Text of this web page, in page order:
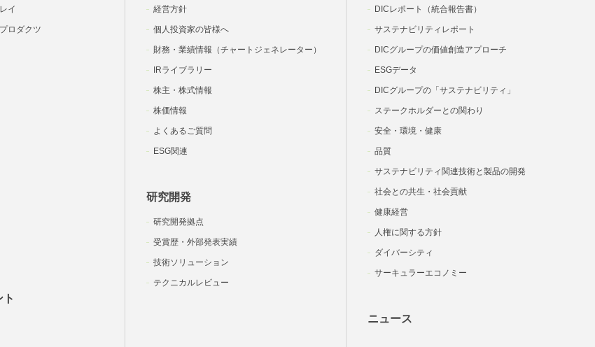
イ
ロダクツ
経営方針
個人投資家の皆様へ
財務・業績情報（チャートジェネレーター）
IRライブラリー
株主・株式情報
株価情報
よくあるご質問
ESG関連
研究開発
研究開発拠点
受賞歴・外部発表実績
技術ソリューション
テクニカルレビュー
DICレポート（統合報告書）
サステナビリティレポート
DICグループの価値創造アプローチ
ESGデータ
DICグループの「サステナビリティ」
ステークホルダーとの関わり
安全・環境・健康
品質
サステナビリティ関連技術と製品の開発
社会との共生・社会貢献
健康経営
人権に関する方針
ダイバーシティ
サーキュラーエコノミー
ニュース